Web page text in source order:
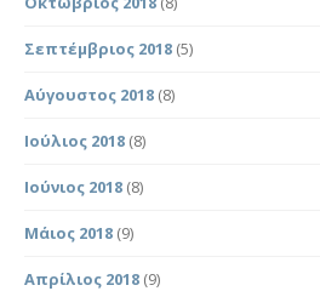
Σεπτέμβριος 2018 (5)
Αύγουστος 2018 (8)
Ιούλιος 2018 (8)
Ιούνιος 2018 (8)
Μάιος 2018 (9)
Απρίλιος 2018 (9)